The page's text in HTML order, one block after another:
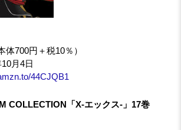
体700円＋税10％）
10月4日
44CJQB1
COLLECTION「X-エックス-」17巻